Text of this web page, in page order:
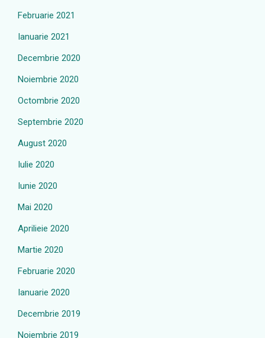
Februarie 2021
Ianuarie 2021
Decembrie 2020
Noiembrie 2020
Octombrie 2020
Septembrie 2020
August 2020
Iulie 2020
Iunie 2020
Mai 2020
Aprilieie 2020
Martie 2020
Februarie 2020
Ianuarie 2020
Decembrie 2019
Noiembrie 2019